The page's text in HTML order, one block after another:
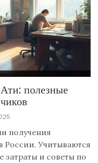
полезные
получения
России. Учитываются
затраты и советы по